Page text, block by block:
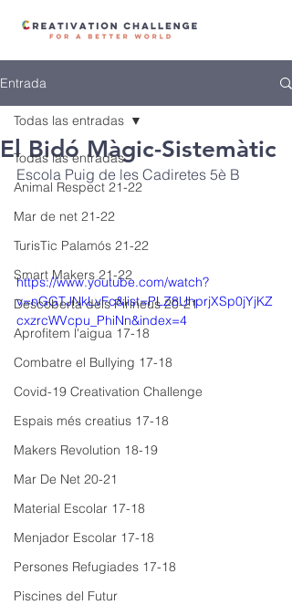
Entrada
Todas las entradas
Animal Respect 21-22
Mar de net 21-22
TurisTic Palamós 21-22
Smart Makers 21-22
Descoberta dels Pirineus 20-21
Aprofitem l'aigua 17-18
Combatre el Bullying 17-18
Covid-19 Creativation Challenge
Espais més creatius 17-18
Makers Revolution 18-19
Mar De Net 20-21
Material Escolar 17-18
Menjador Escolar 17-18
Persones Refugiades 17-18
Piscines del Futur
Todas las entradas
El Bidó Màgic-Sistemàtic
Escola Puig de les Cadiretes 5è B
https://www.youtube.com/watch?
v=nGGTJNkLvFc&list=PLZ8UhprjXSp0jYjKZ
cxzrcWVcpu_PhiNn&index=4